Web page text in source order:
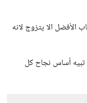
الأفضل الا يتزوج لانه
تبيه أساس نجاح كل